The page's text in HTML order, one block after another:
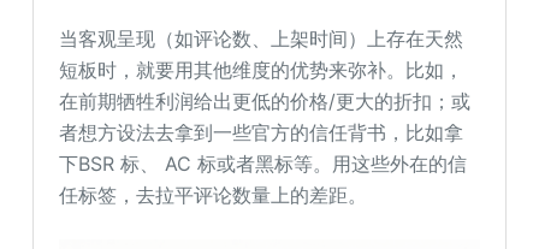
当客观呈现（如评论数、上架时间）上存在天然
短板时，就要用其他维度的优势来弥补。比如，
在前期牺牲利润给出更低的价格/更大的折扣；或
者想方设法去拿到一些官方的信任背书，比如拿
下BSR 标、 AC 标或者黑标等。用这些外在的信
任标签，去拉平评论数量上的差距。